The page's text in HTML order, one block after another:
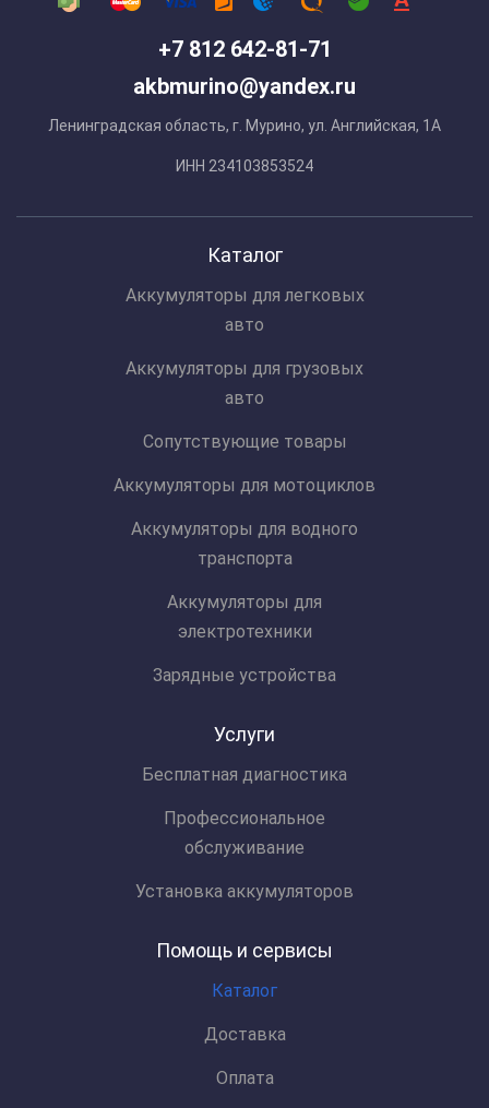
+7 812 642-81-71
akbmurino@yandex.ru
Ленинградская область, г. Мурино, ул. Английская, 1А
ИНН 234103853524
Каталог
Аккумуляторы для легковых
авто
Аккумуляторы для грузовых
авто
Сопутствующие товары
Аккумуляторы для мотоциклов
Аккумуляторы для водного
транспорта
Аккумуляторы для
электротехники
Зарядные устройства
Услуги
Бесплатная диагностика
Профессиональное
обслуживание
Установка аккумуляторов
Помощь и сервисы
Каталог
Доставка
Оплата